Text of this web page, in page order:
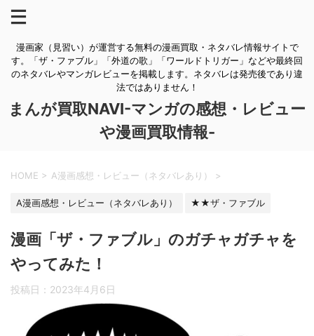
漫画家（見習い）が運営する無料の漫画買取・ネタバレ情報サイトで
す。「ザ・ファブル」「外道の歌」「ワールドトリガー」などや最終回
のネタバレやマンガレビューを掲載します。ネタバレは発売後であり違
法ではありません！
まんが買取NAVI-マンガの感想・レビュー
や漫画買取情報-
HOME > A漫画感想・レビュー（ネタバレあり） >
A漫画感想・レビュー（ネタバレあり） ★★ザ・ファブル
漫画「ザ・ファブル」のガチャガチャを
やってみた！
投稿日： 2023年4月6日